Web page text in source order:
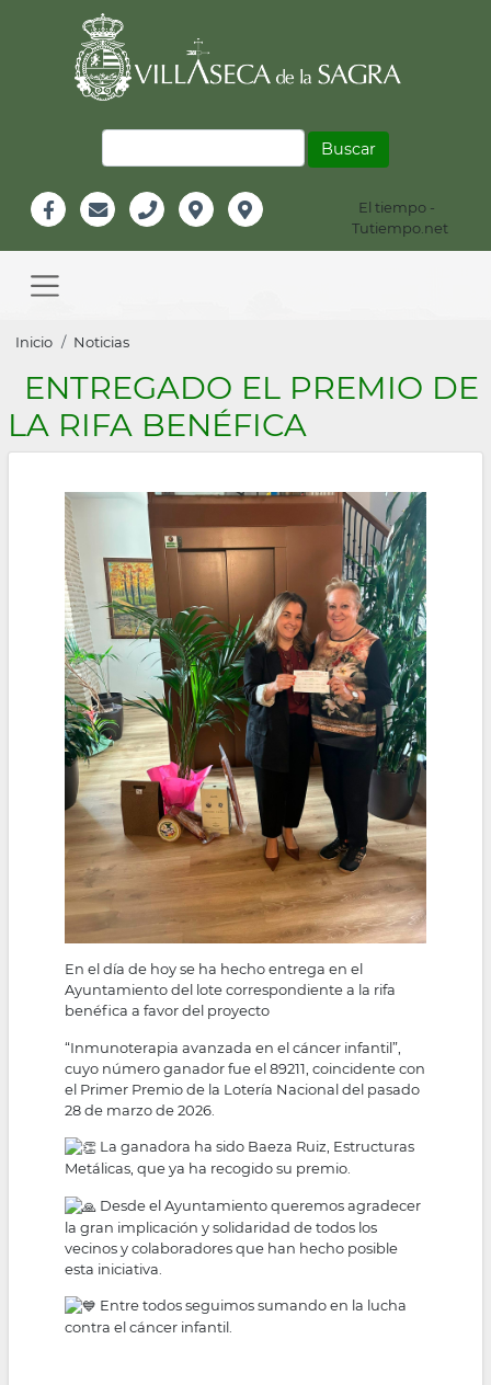
Información
Header
El tiempo -
Tutiempo.net
navigation
Sobrescribir
enlaces
de
ayuda
navegación
Inicio Noticias
ENTREGADO EL PREMIO DE
LA RIFA BENÉFICA
En el día de hoy se ha hecho entrega en el
Ayuntamiento del lote correspondiente a la rifa
benéfica a favor del proyecto
“Inmunoterapia avanzada en el cáncer infantil”,
cuyo número ganador fue el 89211, coincidente con
el Primer Premio de la Lotería Nacional del pasado
28 de marzo de 2026.
La ganadora ha sido Baeza Ruiz, Estructuras
Metálicas, que ya ha recogido su premio.
Desde el Ayuntamiento queremos agradecer
la gran implicación y solidaridad de todos los
vecinos y colaboradores que han hecho posible
esta iniciativa.
Entre todos seguimos sumando en la lucha
contra el cáncer infantil.